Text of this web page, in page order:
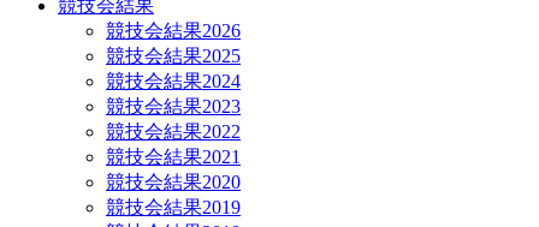
競技会結果
競技会結果2026
競技会結果2025
競技会結果2024
競技会結果2023
競技会結果2022
競技会結果2021
競技会結果2020
競技会結果2019